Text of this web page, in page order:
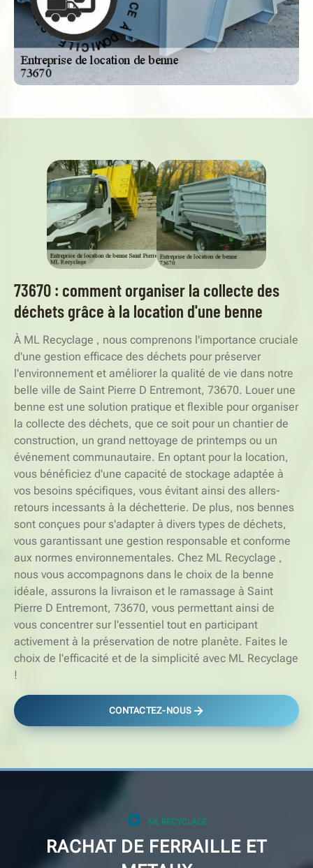
S
E
R
V
I
C
E
À D
O
M
I
C
I
L
E
-
73670 : comment organiser la collecte des
déchets grâce à la location d'une benne
À ML Recyclage , nous comprenons l'importance cruciale
d'une gestion efficace des déchets pour préserver
l'environnement et améliorer la qualité de vie dans notre
belle ville de Saint Pierre D Entremont, 73670. Louer une
benne est une solution pratique et flexible pour organiser
la collecte des déchets, que ce soit pour un chantier de
construction, un grand nettoyage de printemps ou un
événement communautaire. En optant pour la location,
vous bénéficiez d'une capacité de stockage adaptée à
vos besoins spécifiques, vous évitant ainsi des allers-
retours incessants à la déchetterie. De plus, nos bennes
sont conçues pour s'adapter à divers types de déchets,
vous garantissant une gestion responsable et conforme
aux normes environnementales. Chez ML Recyclage ,
nous vous accompagnons dans le choix de la benne
idéale, assurons la livraison et le ramassage à Saint
Pierre D Entremont, 73670, vous permettant ainsi de
vous concentrer sur l'essentiel tout en participant
activement à la préservation de notre planète. Faites le
choix de l'efficacité et de la simplicité avec ML Recyclage
!
CONTACTEZ-NOUS
ML RECYCLAGE
RACHAT DE FERRAILLE ET